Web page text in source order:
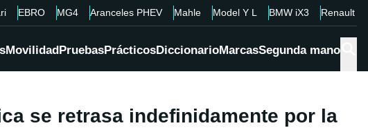
EBRO MG4 Aranceles PHEV Mahle Model Y L BMW iX3 Renault
MovilidadPruebasPrácticosDiccionarioMarcasSegunda mano
se retrasa indefinidamente por la